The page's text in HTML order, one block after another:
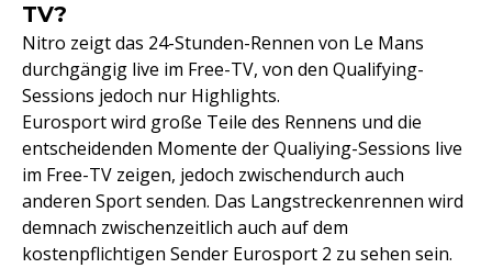
TV?
Nitro zeigt das 24-Stunden-Rennen von Le Mans
durchgängig live im Free-TV, von den Qualifying-
Sessions jedoch nur Highlights.
Eurosport wird große Teile des Rennens und die
entscheidenden Momente der Qualiying-Sessions live
im Free-TV zeigen, jedoch zwischendurch auch
anderen Sport senden. Das Langstreckenrennen wird
demnach zwischenzeitlich auch auf dem
kostenpflichtigen Sender Eurosport 2 zu sehen sein.